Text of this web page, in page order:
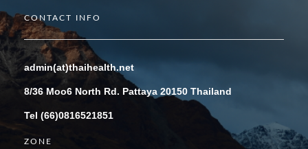
CONTACT INFO
admin(at)thaihealth.net
8/36 Moo6 North Rd. Pattaya 20150 Thailand
Tel (66)0816521851
ZONE